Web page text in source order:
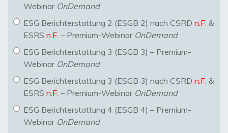
Webinar OnDemand
ESG Berichterstattung 2 (ESGB 2) nach CSRD n.F. &
ESRS n.F. – Premium-Webinar OnDemand
ESG Berichterstattung 3 (ESGB 3) – Premium-
Webinar OnDemand
ESG Berichterstattung 3 (ESGB 3) nach CSRD n.F. &
ESRS n.F. – Premium-Webinar OnDemand
ESG Berichterstattung 4 (ESGB 4) – Premium-
Webinar OnDemand